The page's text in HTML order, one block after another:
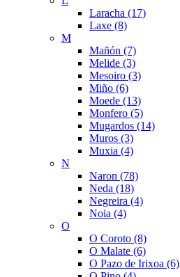
Laracha (17)
Laxe (8)
M
Mañón (7)
Melide (3)
Mesoiro (3)
Miño (6)
Moede (13)
Monfero (5)
Mugardos (14)
Muros (3)
Muxia (4)
N
Naron (78)
Neda (18)
Negreira (4)
Noia (4)
O
O Coroto (8)
O Malate (6)
O Pazo de Irixoa (6)